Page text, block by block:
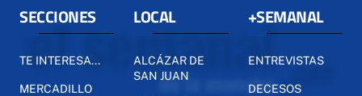
SECCIONES
TE INTERESA...
MERCADILLO
LOCAL
ALCÁZAR DE
SAN JUAN
+SEMANAL
ENTREVISTAS
DECESOS